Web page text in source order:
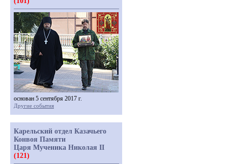
основан 5 сентября 2017 г.
Другие события
Карельский отдел Казачьего
Конвоя Памяти
Царя Мученика Николая II
(121)